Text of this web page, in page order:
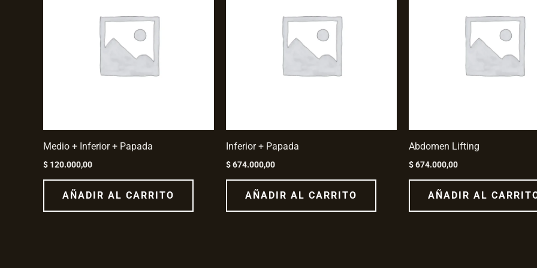
Medio + Inferior + Papada
$ 120.000,00
AÑADIR AL CARRITO
Inferior + Papada
$674.000,00
AÑADIR AL CARRITO
Abdomen Lifting
$674.000,00
AÑADIR AL